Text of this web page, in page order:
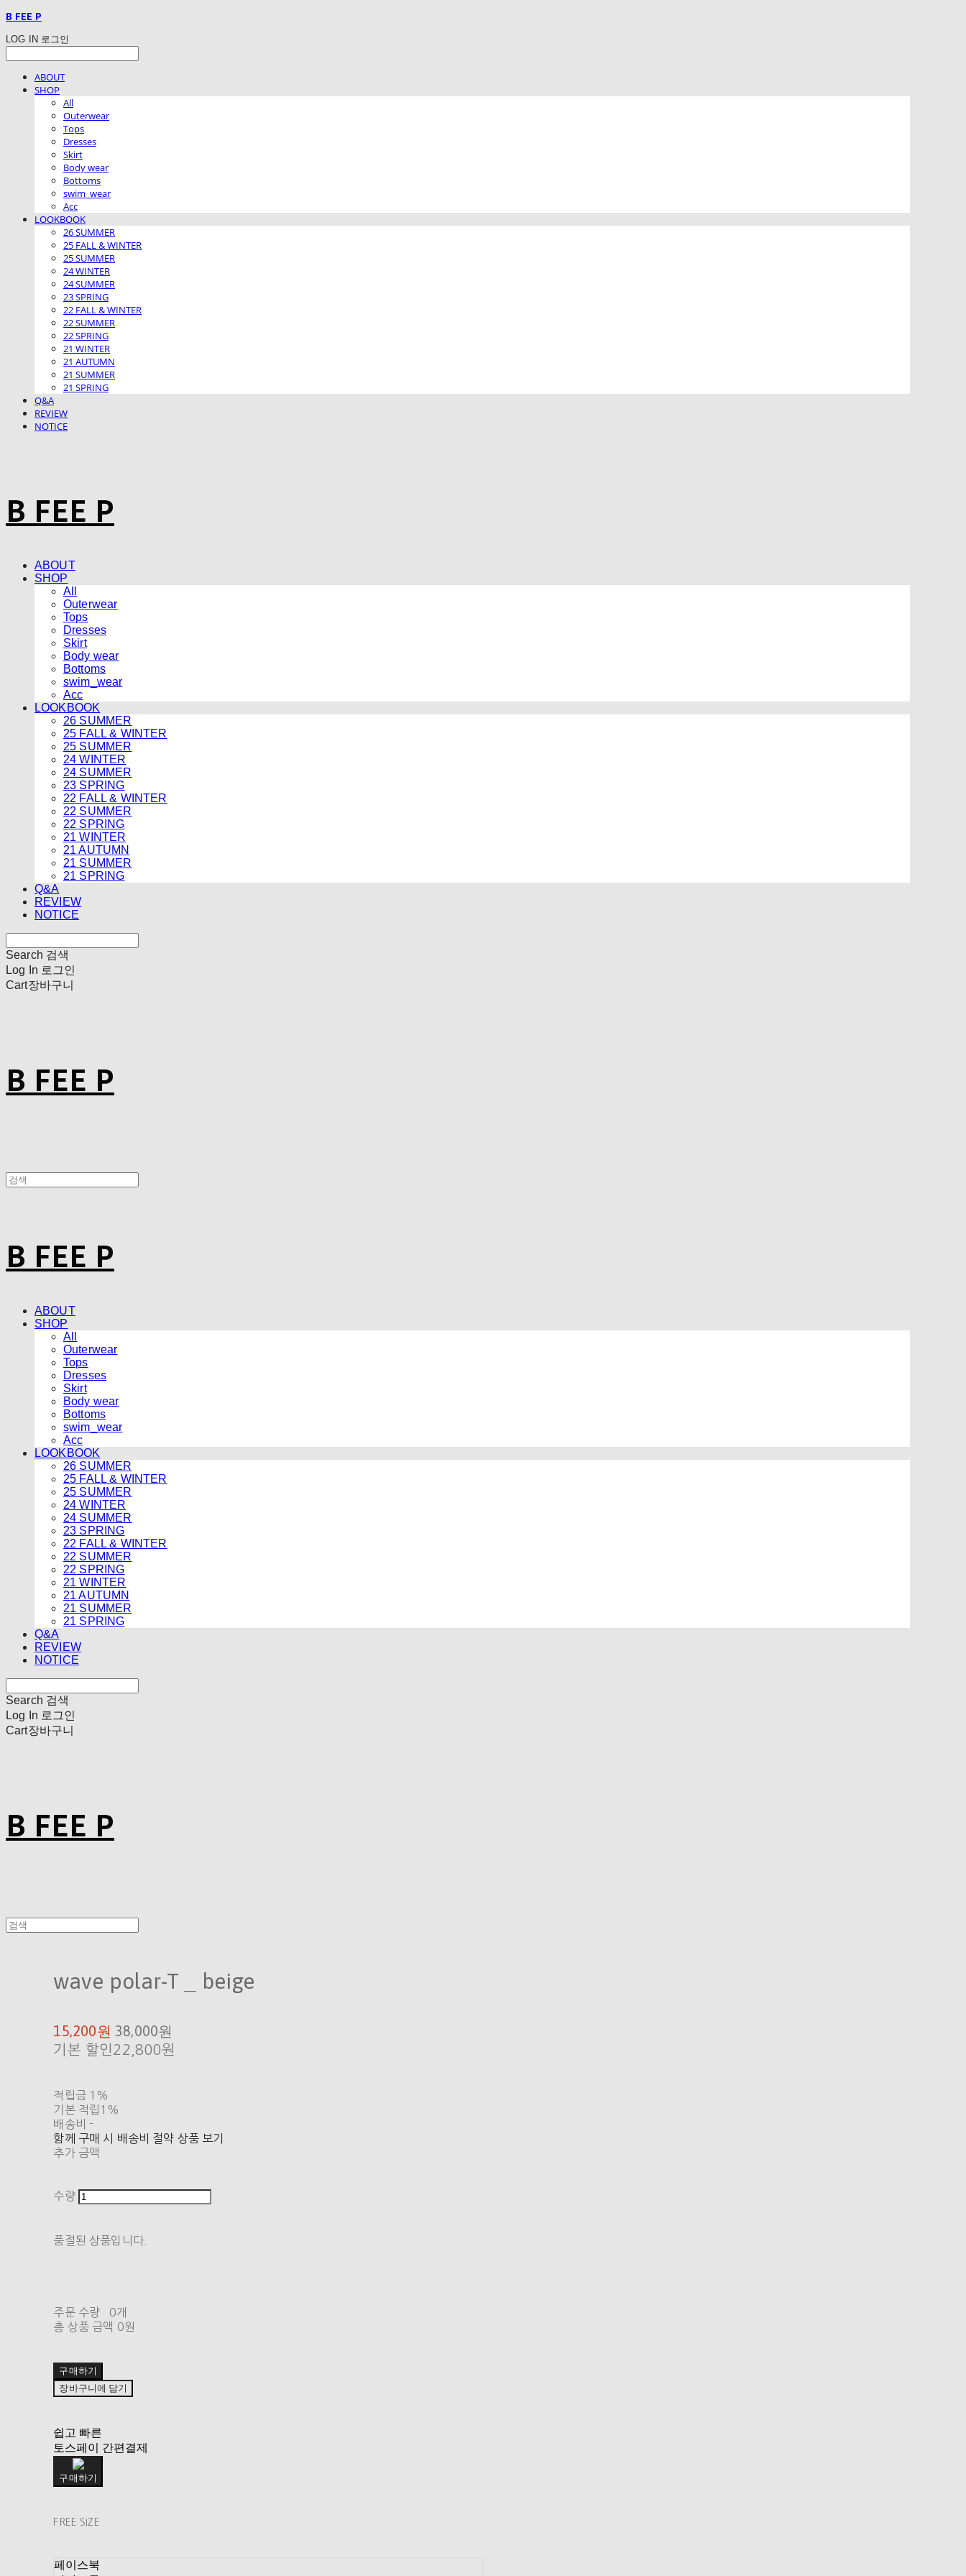
B FEE P
LOG IN 로그인
ABOUT
SHOP
All
Outerwear
Tops
Dresses
Skirt
Body wear
Bottoms
swim_wear
Acc
LOOKBOOK
26 SUMMER
25 FALL & WINTER
25 SUMMER
24 WINTER
24 SUMMER
23 SPRING
22 FALL & WINTER
22 SUMMER
22 SPRING
21 WINTER
21 AUTUMN
21 SUMMER
21 SPRING
Q&A
REVIEW
NOTICE
B FEE P
ABOUT
SHOP
All
Outerwear
Tops
Dresses
Skirt
Body wear
Bottoms
swim_wear
Acc
LOOKBOOK
26 SUMMER
25 FALL & WINTER
25 SUMMER
24 WINTER
24 SUMMER
23 SPRING
22 FALL & WINTER
22 SUMMER
22 SPRING
21 WINTER
21 AUTUMN
21 SUMMER
21 SPRING
Q&A
REVIEW
NOTICE
Search 검색
Log In 로그인
Cart장바구니
B FEE P
B FEE P
ABOUT
SHOP
All
Outerwear
Tops
Dresses
Skirt
Body wear
Bottoms
swim_wear
Acc
LOOKBOOK
26 SUMMER
25 FALL & WINTER
25 SUMMER
24 WINTER
24 SUMMER
23 SPRING
22 FALL & WINTER
22 SUMMER
22 SPRING
21 WINTER
21 AUTUMN
21 SUMMER
21 SPRING
Q&A
REVIEW
NOTICE
Search 검색
Log In 로그인
Cart장바구니
B FEE P
wave polar-T _ beige
15,200원 38,000원
기본 할인 22,800원
적립금 1%
기본 적립 1%
배송비 -
함께 구매 시 배송비 절약 상품 보기
추가 금액
수량
품절된 상품입니다.
주문 수량
0개
총 상품 금액 0원
구매하기
장바구니에 담기
쉽고 빠른
토스페이 간편결제
구매하기
FREE SIZE
페이스북